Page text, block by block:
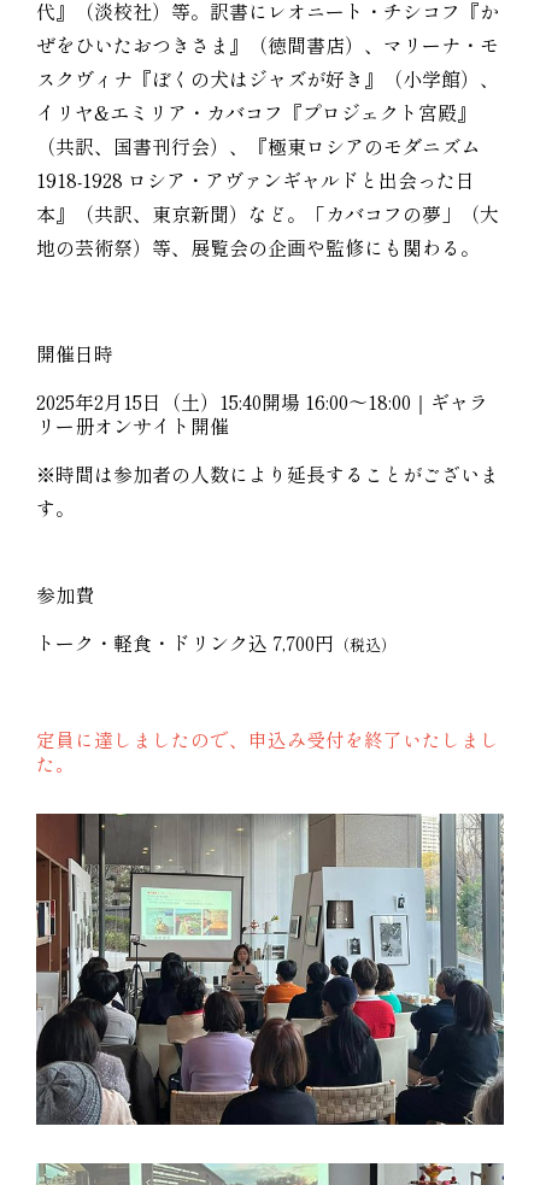
代』（淡校社）等。訳書にレオニート・チシコフ『か
ぜをひいたおつきさま』（徳間書店）、マリーナ・モ
スクヴィナ『ぼくの犬はジャズが好き』（小学館）、
イリヤ&エミリア・カバコフ『プロジェクト宮殿』
（共訳、国書刊行会）、『極東ロシアのモダニズム
1918-1928 ロシア・アヴァンギャルドと出会った日
本』（共訳、東京新聞）など。「カバコフの夢」（大
地の芸術祭）等、展覧会の企画や監修にも関わる。
開催日時
2025年2月15日（土）15:40開場 16:00〜18:00｜ギャラ
リー册オンサイト開催
※時間は参加者の人数により延長することがございま
す。
参加費
トーク・軽食・ドリンク込 7,700円 （税込）
定員に達しましたので、申込み受付を終了いたしまし
た。